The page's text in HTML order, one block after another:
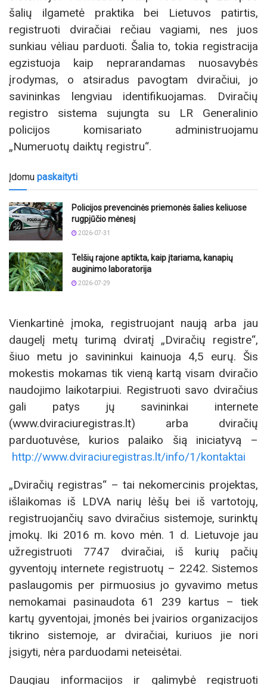
šalių ilgametė praktika bei Lietuvos patirtis,
registruoti dviračiai rečiau vagiami, nes juos
sunkiau vėliau parduoti. Šalia to, tokia registracija
egzistuoja kaip neprarandamas nuosavybės
įrodymas, o atsiradus pavogtam dviračiui, jo
savininkas lengviau identifikuojamas. Dviračių
registro sistema sujungta su LR Generalinio
policijos komisariato administruojamu
„Numeruotų daiktų registru“.
Įdomu paskaityti
Policijos prevencinės priemonės šalies keliuose
rugpjūčio mėnesį
2026-07-31
Telšių rajone aptikta, kaip įtariama, kanapių
auginimo laboratorija
2026-07-29
Vienkartinė įmoka, registruojant naują arba jau
daugelį metų turimą dviratį „Dviračių registre“,
šiuo metu jo savininkui kainuoja 4,5 eurų. Šis
mokestis mokamas tik vieną kartą visam dviračio
naudojimo laikotarpiui. Registruoti savo dviračius
gali patys jų savininkai internete
(www.dviraciuregistras.lt) arba dviračių
parduotuvėse, kurios palaiko šią iniciatyvą –
http://www.dviraciuregistras.lt/info/1/kontaktai
„Dviračių registras“ – tai nekomercinis projektas,
išlaikomas iš LDVA narių lėšų bei iš vartotojų,
registruojančių savo dviračius sistemoje, surinktų
įmokų. Iki 2016 m. kovo mėn. 1 d. Lietuvoje jau
užregistruoti 7747 dviračiai, iš kurių pačių
gyventojų internete registruotų – 2242. Sistemos
paslaugomis per pirmuosius jo gyvavimo metus
nemokamai pasinaudota 61 239 kartus – tiek
kartų gyventojai, įmonės bei įvairios organizacijos
tikrino sistemoje, ar dviračiai, kuriuos jie nori
įsigyti, nėra parduodami neteisėtai.
Daugiau informacijos ir galimybė registruoti